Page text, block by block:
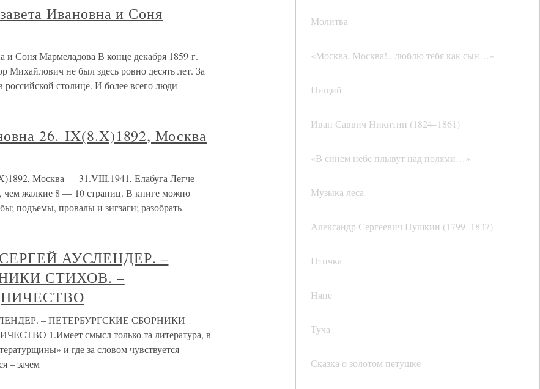
Молитва
«Москва, Москва!.. люблю тебя как сын…»
Нищий
Иван Саввич Никитин (1824–1861)
«В синем небе плывут над полями…»
Музыка леса
Александр Сергеевич Пушкин (1799–1837)
Птичка
Няне
Туча
Сказка о золотом петушке
Ивановна и Соня
и Соня Мармеладова В конце декабря 1859 г.
Михайлович не был здесь ровно десять лет. За
российской столице. И более всего люди –
26. IX(8.X)1892, Москва
Москва — 31.VIII.1941, Елабуга Легче
чем жалкие 8 — 10 страниц. В книге можно
подъемы, провалы и зигзаги; разобрать
АУСЛЕНДЕР. –
СТИХОВ. –
– ПЕТЕРБУРГСКИЕ СБОРНИКИ
1.Имеет смысл только та литература, в
и где за словом чувствуется
– зачем